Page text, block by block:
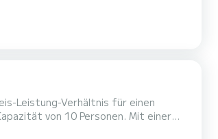
Leistung-Verhältnis für einen
auf dem Wasser in der Umgebung